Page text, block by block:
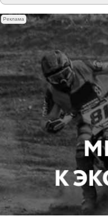
первая видео версия,
Реклама